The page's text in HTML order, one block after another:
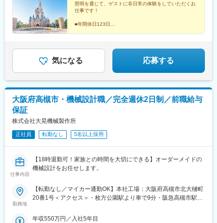
定いたします。※通勤手当、その他諸手当は上記想定年収に含まれ
ておりません。 別途支給いたします。
照明を通じて、ゲストに非日常の体験をしていただくお
仕事です！
■年間休日123日
■子の看護休暇
気になる 応募する
大阪府高槻市・機械設計職／完全週休2日制／前職給与
保証
株式会社大晃機械製作所
正社員 転勤なし 5名以上採用
仕事内容
【18時退勤可！家族との時間を大切にできる】オーダーメイドの
機械設計をお任せします。
勤務地
【転勤なし／マイカー通勤OK】本社工場：大阪府高槻市北大樋町
20番1号＜アクセス＞・枚方公園駅より車で9分・阪急高槻市駅よ
をしている駐車場を使っていただきます。※受動喫煙対策あり
年収550万円／入社5年目